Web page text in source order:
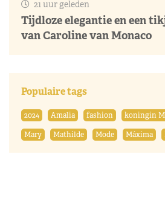
21 uur geleden
Tijdloze elegantie en een
van Caroline van Monaco
Populaire tags
2024 Amalia fashion koningin
Mary
Mathilde Mode Máxima